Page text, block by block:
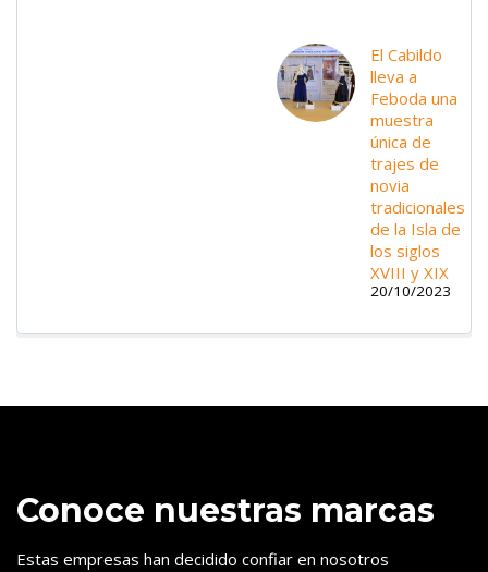
El Cabildo
lleva a
Feboda una
muestra
única de
trajes de
novia
tradicionales
de la Isla de
los siglos
XVIII y XIX
20/10/2023
Conoce nuestras marcas
Estas empresas han decidido confiar en nosotros